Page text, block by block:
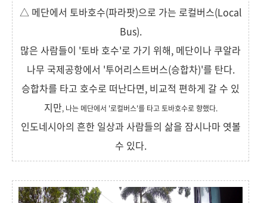
△ 메단에서 토바호수(파라팟)으로 가는 로컬버스(Local
Bus).
많은 사람들이 '토바 호수'로 가기 위해, 메단이나 쿠알라
나무 국제공항에서 '투어리스트버스(승합차)'를 탄다.
승합차를 타고 호수로 떠난다면, 비교적 편하게 갈 수 있
지만, 나는 메단에서 '로컬버스'를 타고 토바호수로 향했다.
인도네시아의 흔한 일상과 사람들의 삶을 잠시나마 엿볼
수 있다.